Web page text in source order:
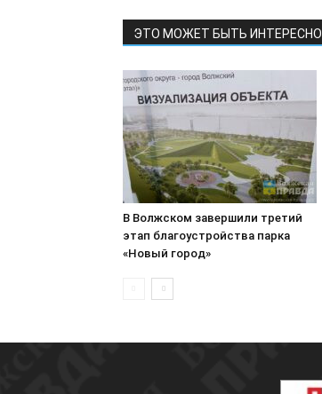
ЭТО МОЖЕТ БЫТЬ ИНТЕРЕСНО
В Волжском завершили третий
этап благоустройства парка
«Новый город»